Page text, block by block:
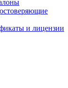
и лицензии